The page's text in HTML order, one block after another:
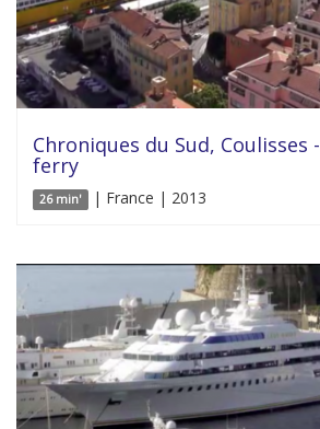
Chroniques du Sud, Coulisses
ferry
26 min' | France | 2013